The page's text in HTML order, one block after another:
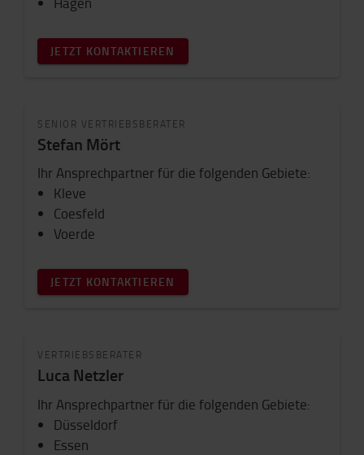
JETZT KONTAKTIEREN
SENIOR VERTRIEBSBERATER
Stefan Mört
Ihr Ansprechpartner für die folgenden Gebiete:
Kleve
Coesfeld
Voerde
JETZT KONTAKTIEREN
VERTRIEBSBERATER
Luca Netzler
Ihr Ansprechpartner für die folgenden Gebiete:
Düsseldorf
Essen